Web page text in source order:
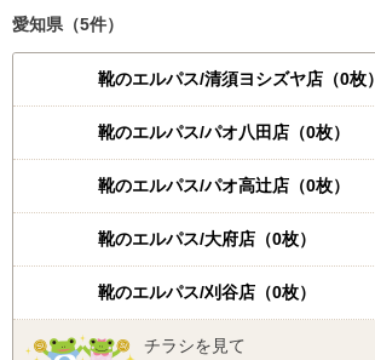
愛知県（5件）
靴のエルパス/清須ヨシズヤ店（0枚）
靴のエルパス/パオ八田店（0枚）
靴のエルパス/パオ高辻店（0枚）
靴のエルパス/大府店（0枚）
靴のエルパス/刈谷店（0枚）
チラシを見て